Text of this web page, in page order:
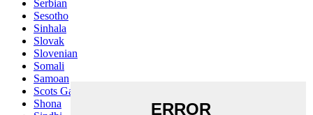
Serbian
Sesotho
Sinhala
Slovak
Slovenian
Somali
Samoan
Scots Gaelic
Shona